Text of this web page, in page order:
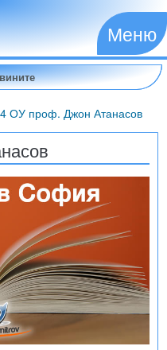
Меню
4 ОУ проф. Джон Атанасов